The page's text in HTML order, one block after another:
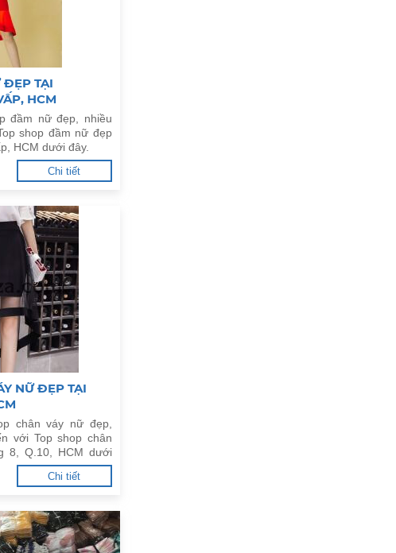
ĐẸP TẠI
HCM
đầm nữ đẹp, nhiều
shop đầm nữ đẹp
HCM dưới đây.
Chi tiết
NỮ ĐẸP TẠI
chân váy nữ đẹp,
với Top shop chân
8, Q.10, HCM dưới
Chi tiết